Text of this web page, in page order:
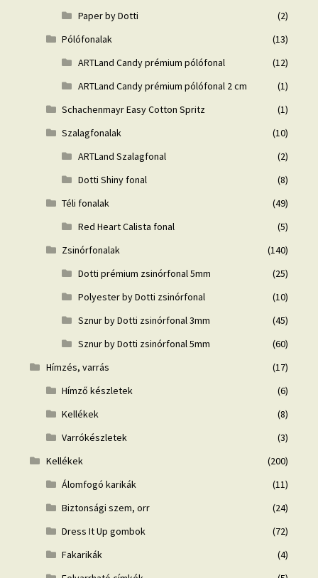
Paper by Dotti
(2)
Pólófonalak
(13)
ARTLand Candy prémium pólófonal
(12)
ARTLand Candy prémium pólófonal 2 cm
(1)
Schachenmayr Easy Cotton Spritz
(1)
Szalagfonalak
(10)
ARTLand Szalagfonal
(2)
Dotti Shiny fonal
(8)
Téli fonalak
(49)
Red Heart Calista fonal
(5)
Zsinórfonalak
(140)
Dotti prémium zsinórfonal 5mm
(25)
Polyester by Dotti zsinórfonal
(10)
Sznur by Dotti zsinórfonal 3mm
(45)
Sznur by Dotti zsinórfonal 5mm
(60)
Hímzés, varrás
(17)
Hímző készletek
(6)
Kellékek
(8)
Varrókészletek
(3)
Kellékek
(200)
Álomfogó karikák
(11)
Biztonsági szem, orr
(24)
Dress It Up gombok
(72)
Fakarikák
(4)